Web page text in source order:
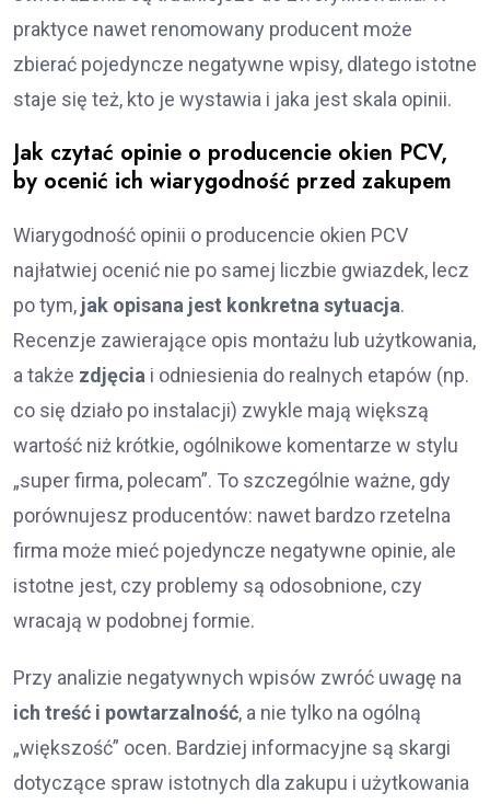
praktyce nawet renomowany producent może
zbierać pojedyncze negatywne wpisy, dlatego istotne
staje się też, kto je wystawia i jaka jest skala opinii.
Jak czytać opinie o producencie okien PCV,
by ocenić ich wiarygodność przed zakupem
Wiarygodność opinii o producencie okien PCV
najłatwiej ocenić nie po samej liczbie gwiazdek, lecz
po tym, jak opisana jest konkretna sytuacja.
Recenzje zawierające opis montażu lub użytkowania,
a także zdjęcia i odniesienia do realnych etapów (np.
co się działo po instalacji) zwykle mają większą
wartość niż krótkie, ogólnikowe komentarze w stylu
„super firma, polecam”. To szczególnie ważne, gdy
porównujesz producentów: nawet bardzo rzetelna
firma może mieć pojedyncze negatywne opinie, ale
istotne jest, czy problemy są odosobnione, czy
wracają w podobnej formie.
Przy analizie negatywnych wpisów zwróć uwagę na
ich treść i powtarzalność, a nie tylko na ogólną
„większość” ocen. Bardziej informacyjne są skargi
dotyczące spraw istotnych dla zakupu i użytkowania